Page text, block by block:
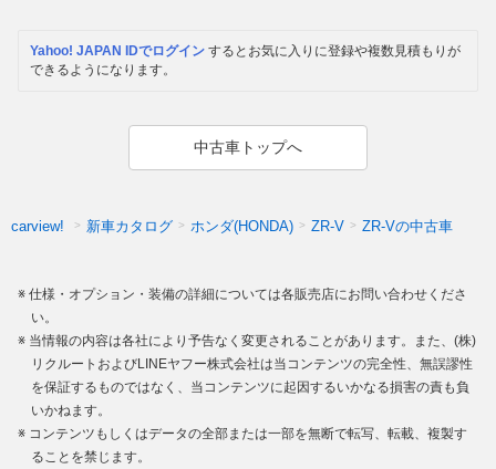
Yahoo! JAPAN IDでログイン するとお気に入りに登録や複数見積もりが
できるようになります。
中古車トップへ
carview! 新車カタログ ホンダ(HONDA) ZR-V ZR-Vの中古車
仕様・オプション・装備の詳細については各販売店にお問い合わせくださ
い。
当情報の内容は各社により予告なく変更されることがあります。また、(株)
リクルートおよびLINEヤフー株式会社は当コンテンツの完全性、無誤謬性
を保証するものではなく、当コンテンツに起因するいかなる損害の責も負
いかねます。
コンテンツもしくはデータの全部または一部を無断で転写、転載、複製す
ることを禁じます。